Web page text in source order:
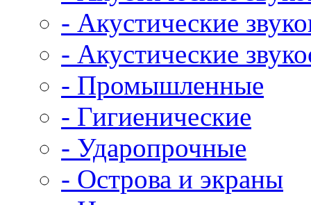
- Акустические
- Акустические
- Промышленные
- Гигиенические
- Ударопрочные
- Острова и экраны